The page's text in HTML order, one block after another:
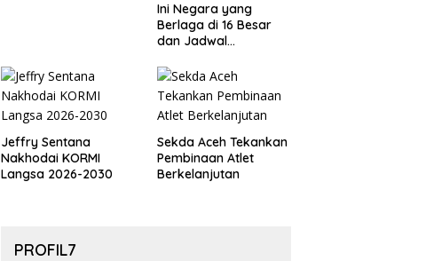
Ini Negara yang
Berlaga di 16 Besar
dan Jadwal
Perdelapan final Piala
Dunia 2026
Jeffry Sentana
Nakhodai KORMI
Langsa 2026-2030
Sekda Aceh Tekankan
Pembinaan Atlet
Berkelanjutan
PROFIL7